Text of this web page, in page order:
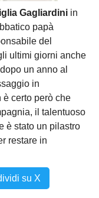
Gagliardini in
papà
del
ultimi giorni anche
un anno al
in
è certo però che
il talentuoso
è stato un pilastro
restare in
su X